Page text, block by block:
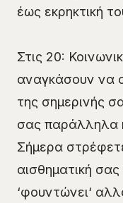
έως εκρηκτική
Στις 20:
αναγκάσουν να
της σημερινής
σας παράλληλα
Σήμερα
αισθηματική
‘φουντώνει‘